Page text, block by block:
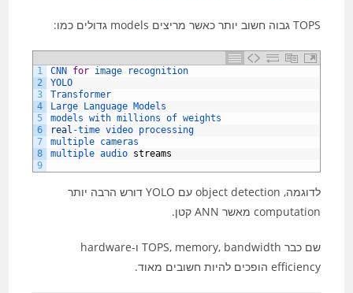
TOPS גבוה חשוב יותר כאשר מריצים models גדולים כמו:
1
2
3
4
5
6
7
8
9
CNN for image
recognition
YOLO
Transformer
Large
Language Models
models with millions of weights
real -time video processing
multiple cameras
multiple audio streams
לדוגמה, object detection עם YOLO דורש הרבה יותר
computation מאשר ANN קטן.
שם כבר TOPS, memory, bandwidth ו-hardware
efficiency הופכים להיות חשובים מאוד.